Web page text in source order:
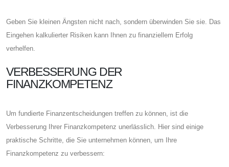
Geben Sie kleinen Ängsten nicht nach, sondern überwinden Sie sie. Das
Eingehen kalkulierter Risiken kann Ihnen zu finanziellem Erfolg
verhelfen.
VERBESSERUNG DER
FINANZKOMPETENZ
Um fundierte Finanzentscheidungen treffen zu können, ist die
Verbesserung Ihrer Finanzkompetenz unerlässlich. Hier sind einige
praktische Schritte, die Sie unternehmen können, um Ihre
Finanzkompetenz zu verbessern: